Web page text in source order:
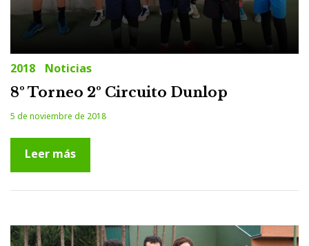
2018 Noticias
8º Torneo 2º Circuito Dunlop
5 de noviembre de 2018
Leer más